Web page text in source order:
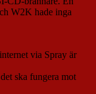
W2K hade inga
via Spray är
ska fungera mot